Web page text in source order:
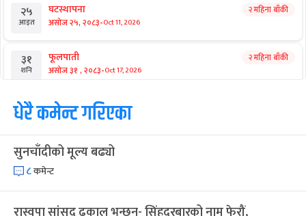
२५
आइत
घटस्थापना
असोज २५, २०८३-Oct 11, 2026
२ महिना बाँकी
३१
शनि
फूलपाती
असोज ३१ , २०८३-Oct 17, 2026
२ महिना बाँकी
१
आइत
कार्तिक सङ्क्रान्ति
कार्तिक १, २०८३-Oct 18, 2026
३
मंगल
महानवमी
कार्तिक ३, २०८३
४
धेरै कमेन्ट गरिएका
सुनचाँदीको मूल्य बढ्यो
८कमेन्ट